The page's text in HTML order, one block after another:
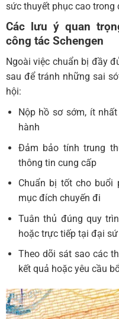
sức thuyết phục cao trong
Các lưu ý quan
công tác Schengen
Ngoài việc chuẩn bị đầy
sau để tránh những sai
hội:
Nộp hồ sơ sớm, ít
hành
Đảm bảo tính trung
thông tin cung cấp
Chuẩn bị tốt cho buổi
mục đích chuyến đi
Tuân thủ đúng quy
hoặc trực tiếp tại đại
Theo dõi sát sao các
kết quả hoặc yêu cầu